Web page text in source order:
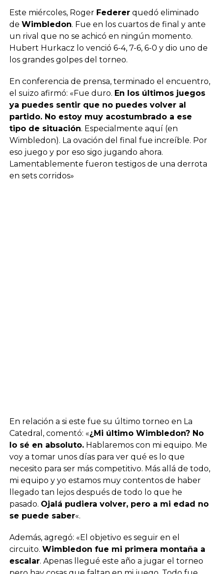
Este miércoles, Roger Federerquedó eliminado
de Wimbledon. Fue en los cuartos de final y ante
un rival que no se achicó en ningún momento.
Hubert Hurkacz lo venció 6-4, 7-6, 6-0 y dio uno de
los grandes golpes del torneo.
En conferencia de prensa, terminado el encuentro,
el suizo afirmó: «Fue duro. En los últimos juegos
ya puedes sentir que no puedes volver al
partido. No estoy muy acostumbrado a ese
tipo de situación. Especialmente aquí (en
Wimbledon). La ovación del final fue increíble. Por
eso juego y por eso sigo jugando ahora.
Lamentablemente fueron testigos de una derrota
en sets corridos»
En relación a si este fue su último torneo en La
Catedral, comentó: «¿Mi último Wimbledon? No
lo sé en absoluto.Hablaremos con mi equipo. Me
voy a tomar unos días para ver qué es lo que
necesito para ser más competitivo. Más allá de todo,
mi equipo y yo estamos muy contentos de haber
llegado tan lejos después de todo lo que he
pasado. Ojalá pudiera volver, pero a mi edad no
se puede saber«.
Además, agregó: «El objetivo es seguir en el
circuito. Wimbledon fue mi primera montaña a
escalar. Apenas llegué este año a jugar el torneo